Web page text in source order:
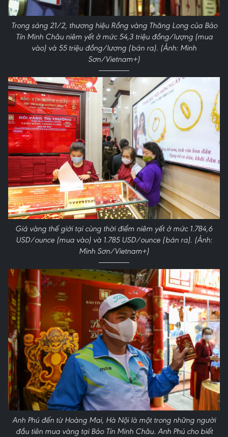
Trong sáng 21/2, thương hiệu Rồng vàng Thăng Long của Bảo
Tín Minh Châu niêm yết ở mức 54,3 triệu đồng/lượng (mua
vào) và 55 triệu đồng/lương (bán ra). (Ảnh: Minh
Sơn/Vietnam+)
Giá vàng thế giới tại cùng thời điểm niêm yết ở mức 1.784,6
USD/ounce (mua vào) và 1.785 USD/ounce (bán ra). (Ảnh:
Minh Sơn/Vietnam+)
Anh Phú đến từ Hoàng Mai, Hà Nội là một trong những người
đầu tiên mua vàng tại Bảo Tín Minh Châu. Anh Phú cho biết